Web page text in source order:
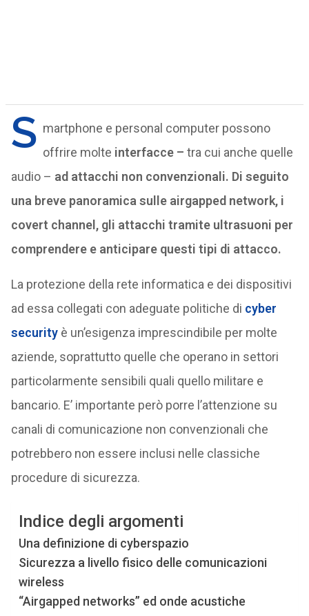
S martphone e personal computer possono
offrire molte interfacce – tra cui anche quelle
audio – ad attacchi non convenzionali. Di seguito
una breve panoramica sulle airgapped network, i
covert channel, gli attacchi tramite ultrasuoni per
comprendere e anticipare questi tipi di attacco.
La protezione della rete informatica e dei dispositivi
ad essa collegati con adeguate politiche di cyber
securityè un’esigenza imprescindibile per molte
aziende, soprattutto quelle che operano in settori
particolarmente sensibili quali quello militare e
bancario. E’ importante però porre l’attenzione su
canali di comunicazione non convenzionali che
potrebbero non essere inclusi nelle classiche
procedure di sicurezza.
Indice degli argomenti
Una definizione di cyberspazio
Sicurezza a livello fisico delle comunicazioni
wireless
“Airgapped networks” ed onde acustiche